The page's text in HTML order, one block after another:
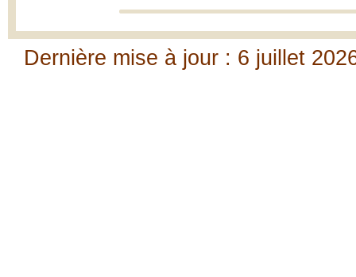
Dernière mise à jour : 6 juillet